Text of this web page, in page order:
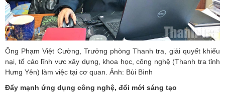
Ông Phạm Việt Cường, Trưởng phòng Thanh tra, giải quyết khiếu
nại, tố cáo lĩnh vực xây dựng, khoa học, công nghệ (Thanh tra tỉnh
Hưng Yên) làm việc tại cơ quan. Ảnh: Bùi Bình
Đẩy mạnh ứng dụng công nghệ, đổi mới sáng tạo